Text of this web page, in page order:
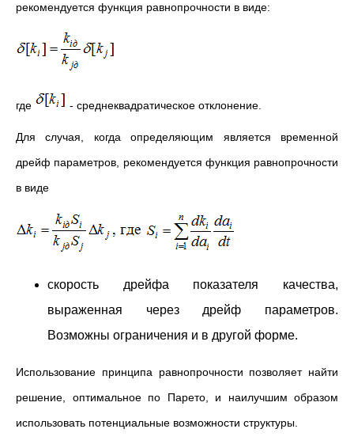
рекомендуется функция равнопрочности в виде:
где - среднеквадратическое отклонение.
Для случая, когда определяющим является временной
дрейф параметров, рекомендуется функция равнопрочности
в виде
скорость дрейфа показателя качества,
выраженная через дрейф параметров.
Возможны ограничения и в другой форме.
Использование принципа равнопрочности позволяет найти
решение, оптимальное по Парето, и наилучшим образом
использовать потенциальные возможности структуры.